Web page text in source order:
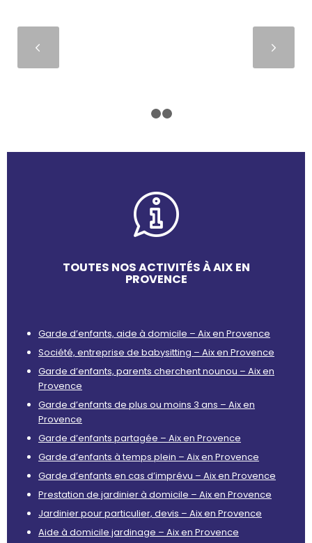
TOUTES NOS ACTIVITÉS À AIX EN
PROVENCE
Garde d’enfants, aide à domicile – Aix en Provence
Société, entreprise de babysitting – Aix en Provence
Garde d’enfants, parents cherchent nounou – Aix en
Provence
Garde d’enfants de plus ou moins 3 ans – Aix en
Provence
Garde d’enfants partagée – Aix en Provence
Garde d’enfants à temps plein – Aix en Provence
Garde d’enfants en cas d’imprévu – Aix en Provence
Prestation de jardinier à domicile – Aix en Provence
Jardinier pour particulier, devis – Aix en Provence
Aide à domicile jardinage – Aix en Provence